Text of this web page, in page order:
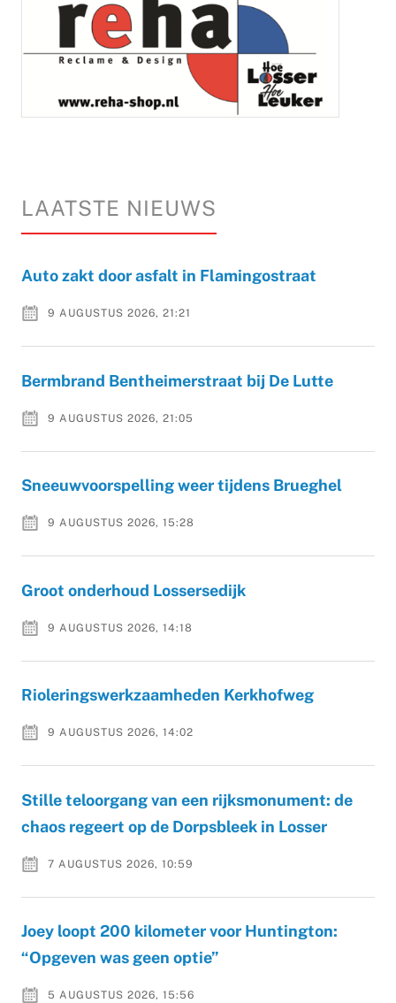
LAATSTE NIEUWS
Auto zakt door asfalt in Flamingostraat
9 AUGUSTUS 2026, 21:21
Bermbrand Bentheimerstraat bij De Lutte
9 AUGUSTUS 2026, 21:05
Sneeuwvoorspelling weer tijdens Brueghel
9 AUGUSTUS 2026, 15:28
Groot onderhoud Lossersedijk
9 AUGUSTUS 2026, 14:18
Rioleringswerkzaamheden Kerkhofweg
9 AUGUSTUS 2026, 14:02
Stille teloorgang van een rijksmonument: de
chaos regeert op de Dorpsbleek in Losser
7 AUGUSTUS 2026, 10:59
Joey loopt 200 kilometer voor Huntington:
“Opgeven was geen optie”
5 AUGUSTUS 2026, 15:56